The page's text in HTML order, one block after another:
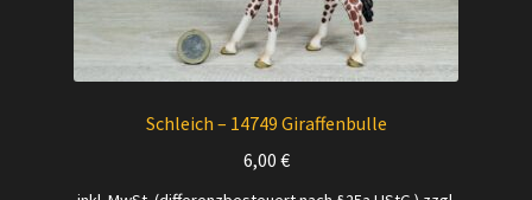
Widerrufsbelehrung
DatenschutzerklärungSchleich – 14749 Giraffenbulle
6,00 €